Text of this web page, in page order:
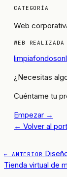
CATEGORÍA
Web
WEB REALIZADA
¿Necesitas
Cuéntame tu
Empezar →
← Volver al
← ANTERIOR
Tienda virtual de